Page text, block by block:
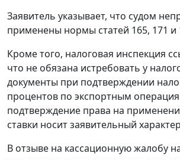
Заявитель указывает, что судом
применены нормы статей 165, 171 и
Кроме того, налоговая инспекция
что не обязана истребовать у
документы при подтверждении
процентов по экспортным
подтверждение права на
ставки носит заявительный
В отзыве на кассационную жалобу